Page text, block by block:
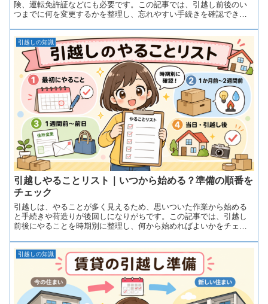
険、運転免許証などにも必要です。この記事では、引越し前後のい
つまでに何を変更するかを整理し、忘れやすい手続きを確認できる
引越しの知識
引越しやることリスト｜いつから始める？準備の順番を
チェック
引越しは、やることが多く見えるため、思いついた作業から始める
と手続きや荷造りが後回しになりがちです。この記事では、引越し
前後にやることを時期別に整理し、何から始めればよいかをチェッ
引越しの知識